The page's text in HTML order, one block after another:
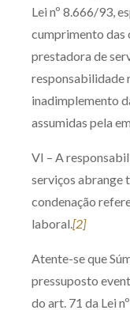
Lei nº 8.666/93,
cumprimento das
prestadora de
responsabilidade
inadimplemento
assumidas pela
VI – A
serviços abrange
condenação
laboral.[2]
Atente-se que
pressuposto
do art. 71 da Lei